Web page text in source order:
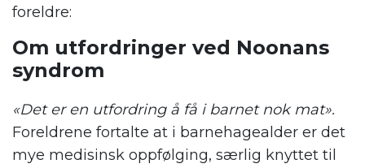
foreldre:
Om utfordringer ved Noonans
syndrom
«Det er en utfordring å få i barnet nok mat».
Foreldrene fortalte at i barnehagealder er det
mye medisinsk oppfølging, særlig knyttet til